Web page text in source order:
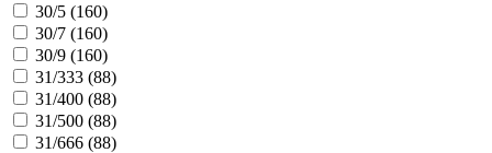
30/5 (160)
30/7 (160)
30/9 (160)
31/333 (88)
31/400 (88)
31/500 (88)
31/666 (88)